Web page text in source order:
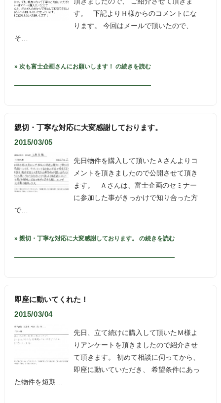
す。 下記よりＨ様からのコメントにな
ります。 今回はメールで頂いたので、
そ…
» 次も富士企画さんにお願いします！ の続きを読む
親切・丁寧な対応に大変感謝しております。
2015/03/05
先日物件を購入して頂いたＡさんよりコ
メントを頂きましたので公開させて頂き
ます。 Ａさんは、富士企画のセミナー
に参加した事がきっかけで知り合った方
で…
» 親切・丁寧な対応に大変感謝しております。 の続きを読む
即座に動いてくれた！
2015/03/04
先日、立て続けに購入して頂いたＭ様よ
りアンケートを頂きましたので紹介させ
て頂きます。 初めて相談に伺ってから、
即座に動いていただき、 希望条件にあっ
た物件を短期…